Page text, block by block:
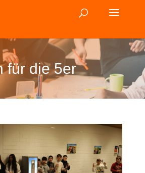
für die 5er